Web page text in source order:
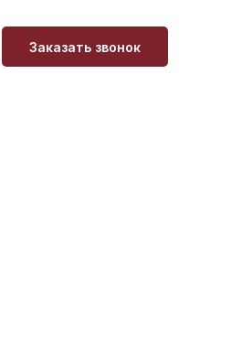
Заказать звонок